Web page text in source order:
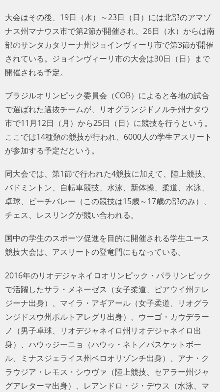
大会はその後、19日（水）～23日（日）には北部のアマゾ
ナス州マナウス市で第2節が開催され、26日（水）からは南
部のサンタカタリーナ州ジョインヴィーリ市で第3節が開催
されている。ジョインヴィーリ市の大会は30日（日）まで
開催される予定。
ブラジルオリンピック委員会（COB）によると各地の試合
で選ばれた選抜チームが、リオグランジドノルチ州ナタウ
市で11月12日（月）から25日（日）に競技を行うという。
ここでは14種類の競技が行われ、6000人の学生アスリート
が参加する予定だという。
同大会では、第1節で行われた4競技に加えて、陸上競技、
バドミントン、自転車競技、水泳、新体操、柔道、水泳、
卓球、ビーチバレー（この競技は15歳～17歳の部のみ）、
チェス、レスリングが競い合われる。
国中の学生のスポーツ促進を目的に開催される学生ユース
競技大会は、アスリートの登竜門にもなっている。
2016年のリオデジャネイロオリンピック・パラリンピック
で活躍したサラ・メネーゼス（女子柔道、ピアウイ州テレ
ジーナ出身）、マイラ・アギアール（女子柔道、リオグラ
ンジドスウ州ポルトアレグリ出身）、ウーゴ・カウデラー
ノ（男子卓球、リオデジャネイロ州リオデジャネイロ出
身）、ハウゥジーニョ（ハウゥ・ネト／バスケットボー
ル、ミナスジェライス州ベロオリゾンチ出身）、アナ・ク
ラウジア・レモス・シウヴァ（陸上競技、セアラー州ジャ
グアレターマ出身）、レアンドロ・ジ・デウス（水泳、マ